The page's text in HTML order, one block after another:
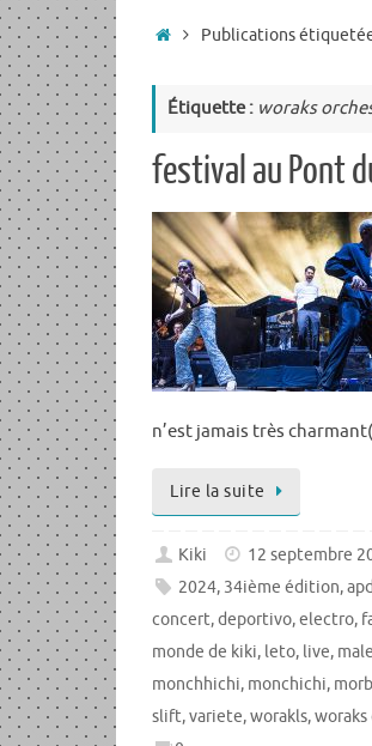
Accueil
Publications
Étiquette : woraks
festival au Pont
n’est jamais très
Lire la suite
Kiki 12 septembre
2024, 34ième édition,
concert,deportivo,electro,
monde de kiki, leto, live,
monchhichi, monchichi,
slift,variete,worakls,